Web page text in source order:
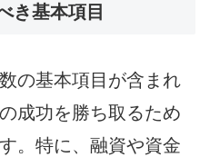
き基本項目
の基本項目が含まれ
成功を勝ち取るため
。特に、融資や資金